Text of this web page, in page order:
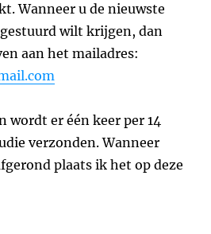
Wanneer u de nieuwste
wilt krijgen, dan
aan het mailadres:
wordt er één keer per 14
verzonden. Wanneer
plaats ik het op deze